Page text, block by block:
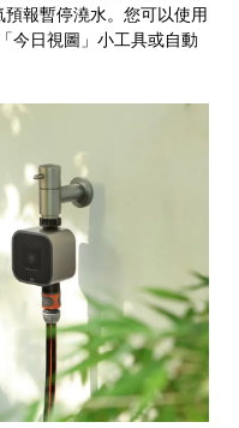
報暫停澆水。您可以使用
今日視圖」小工具或自動